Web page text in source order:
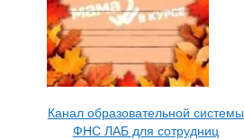
Канал образовательной системы
ФНС ЛАБ для сотрудниц